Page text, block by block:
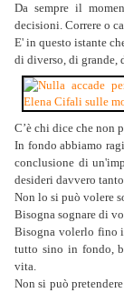
Da sempre il
decisioni. Correre o
E' in questo istante
di diverso, di grande,
C’è chi dice che non
In fondo abbiamo
conclusione di
desideri davvero
Non lo si può volere
Bisogna sognare di
Bisogna volerlo fino
tutto sino in fondo,
vita.
Non si può